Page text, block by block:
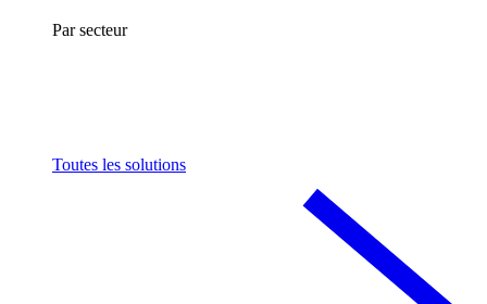
Par secteur
Toutes les solutions